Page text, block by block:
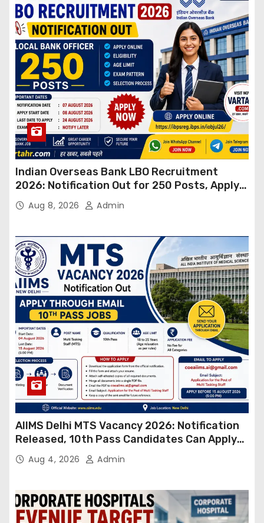
Indian Overseas Bank LBO Recruitment
2026: Notification Out for 250 Posts, Apply
OnlineAug 8, 2026 Admin
AIIMS Delhi MTS Vacancy 2026: Notification
Released, 10th Pass Candidates Can Apply
Through Email
Aug 4, 2026 Admin